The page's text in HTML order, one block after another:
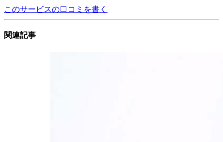
このサービスの口コミを書く
関連記事